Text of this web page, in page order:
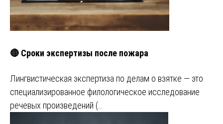
🔴 Сроки экспертизы после пожара
Лингвистическая экспертиза по делам о взятке — это
специализированное филологическое исследование
речевых произведений (…